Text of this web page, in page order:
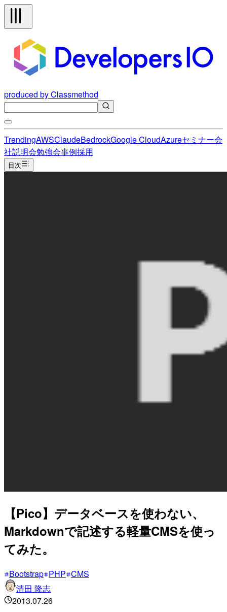
produced by Classmethod
TrendingAWSClaudeBedrockGoogle CloudAzureセミナー会
社説明会勉強会事例採用
目次
【Pico】データベースを使わない、
Markdownで記述する軽量CMSを使っ
てみた。
Bootstrap PHP CMS
清田 隆志
2013.07.26